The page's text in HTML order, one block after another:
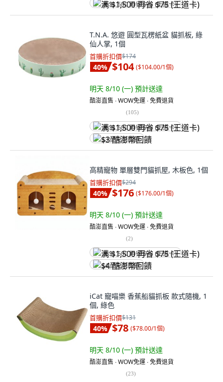
满 $1,500 再省 $75 (王道卡)
T.N.A. 悠遊 圓型瓦楞紙盆 貓抓板, 綠
仙人掌, 1個
首購折扣價$174
40% $104 ($104.00/1個)
明天 8/10 (一) 預計送達
酷澎直售 ∙ WOW免運 ∙ 免費退貨
(105)
满 $1,500 再省 $75 (王道卡)
$3 酷澎幣回饋
高精寵物 單層雙門貓抓屋, 木板色, 1個
首購折扣價$294
40% $176 ($176.00/1個)
明天 8/10 (一) 預計送達
酷澎直售 ∙ WOW免運 ∙ 免費退貨
(2)
满 $1,500 再省 $75 (王道卡)
$4 酷澎幣回饋
iCat 寵喵樂 香蕉船貓抓板 款式隨機, 1
個, 綠色
首購折扣價$131
40% $78 ($78.00/1個)
明天 8/10 (一) 預計送達
酷澎直售 ∙ WOW免運 ∙ 免費退貨
(23)